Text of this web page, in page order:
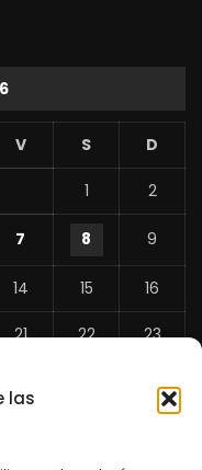
las
V S D
1 2
7 8 9
14 15 16
21 22 23